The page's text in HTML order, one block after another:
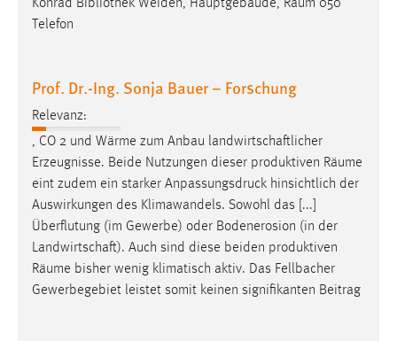
Konrad Bibliothek Weiden, Hauptgebäude, Raum 050
Telefon
Prof. Dr.-Ing. Sonja Bauer – Forschung
Relevanz:
, CO 2 und Wärme zum Anbau landwirtschaftlicher
Erzeugnisse. Beide Nutzungen dieser produktiven ­ Räume
eint zudem ein starker Anpassungsdruck hinsichtlich der
Auswirkungen des Klimawandels. Sowohl das [...]
Überflutung (im Gewerbe) oder Bodenerosion (in der
Landwirtschaft). Auch sind diese beiden produktiven
Räume bisher wenig klimatisch aktiv. Das Fellbacher
Gewerbegebiet leistet somit keinen signifikanten Beitrag